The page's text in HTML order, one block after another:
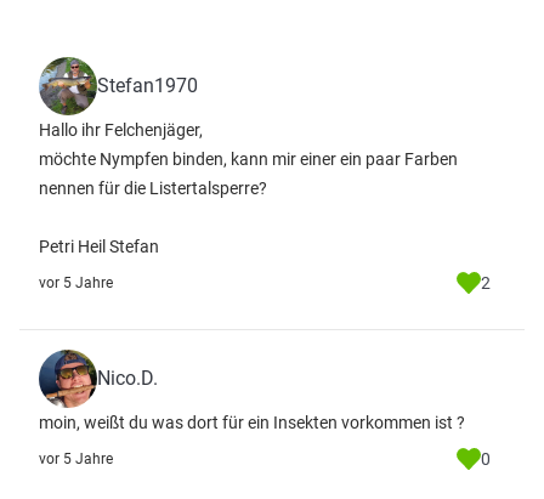
Stefan1970
Hallo ihr Felchenjäger,
möchte Nympfen binden, kann mir einer ein paar Farben
nennen für die Listertalsperre?
Petri Heil Stefan
vor 5 Jahre 2
Nico.D.
moin, weißt du was dort für ein Insekten vorkommen ist ?
vor 5 Jahre 0